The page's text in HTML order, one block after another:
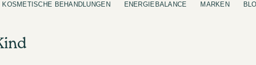
KOSMETISCHE BEHANDLUNGEN ENERGIEBALANCE MARKEN